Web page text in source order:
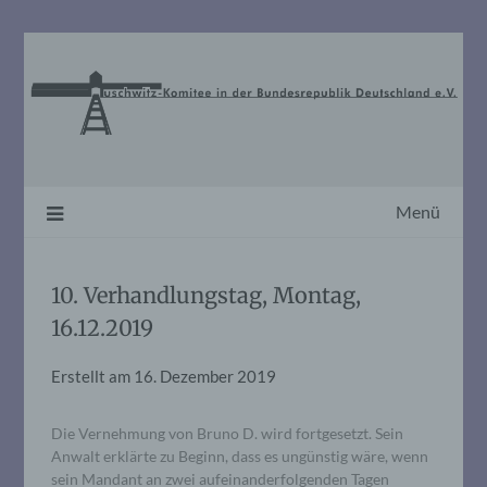
Menü
10. Verhandlungstag, Montag,
16.12.2019
Erstellt am 16. Dezember 2019
Die Vernehmung von Bruno D. wird fortgesetzt. Sein
Anwalt erklärte zu Beginn, dass es ungünstig wäre, wenn
sein Mandant an zwei aufeinanderfolgenden Tagen